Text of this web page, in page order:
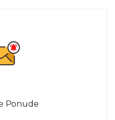
Ponude